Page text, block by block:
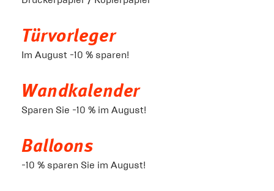
Türvorleger
Im August -10 % sparen!
Wandkalender
Sparen Sie -10 % im August!
Balloons
-10 % sparen Sie im August!